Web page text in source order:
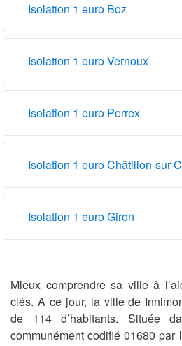
Isolation 1 euro Boz
Isolation 1 euro Vernoux
Isolation 1 euro Perrex
Isolation 1 euro Châtillon-sur-
Isolation 1 euro Giron
Mieux comprendre sa ville à
clés. A ce jour, la ville de
de 114 d’habitants. Située
communément codifié 01680 par